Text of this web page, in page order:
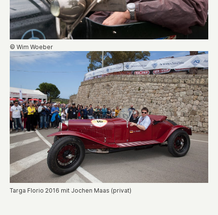
© Wim Woeber
Targa Florio 2016 mit Jochen Maas (privat)